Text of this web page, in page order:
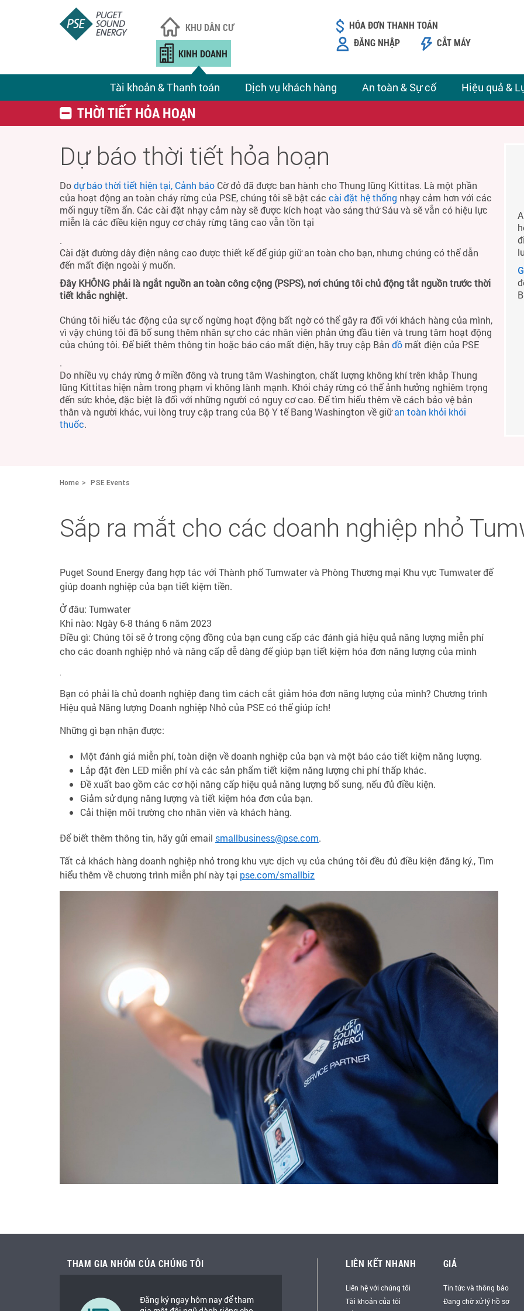
KHU DÂN CƯ
KINH DOANH
Tài khoản & Thanh toán Dịch vụ khách hàng An toàn & Sự cố Hiệu quả &
HÓA ĐƠN THANH TOÁN
ĐĂNG NHẬP
CẮT MÁY
THỜI TIẾT HỎA HOẠN
Dự báo thời tiết hỏa hoạn
Dodự báo thời tiết hiện tại, Cảnh báo Cờ đỏ đã được ban hành cho Thung lũng Kittitas. Là một phần
của hoạt động an toàn cháy rừng của PSE, chúng tôi sẽ bật các cài đặt hệ thống nhạy cảm hơn với các
mối nguy tiềm ẩn. Các cài đặt nhạy cảm này sẽ được kích hoạt vào sáng thứ Sáu và sẽ vẫn có hiệu lực
miễn là các điều kiện nguy cơ cháy rừng tăng cao vẫn tồn tại
.
Cài đặt đường dây điện nâng cao được thiết kế để giúp giữ an toàn cho bạn, nhưng chúng có thể dẫn
đến mất điện ngoài ý muốn.
Đây KHÔNG phải là ngắt nguồn an toàn công cộng (PSPS), nơi chúng tôi chủ động tắt nguồn trước thời
tiết khắc nghiệt.
Chúng tôi hiểu tác động của sự cố ngừng hoạt động bất ngờ có thể gây ra đối với khách hàng của mình,
vì vậy chúng tôi đã bổ sung thêm nhân sự cho các nhân viên phản ứng đầu tiên và trung tâm hoạt động
của chúng tôi. Để biết thêm thông tin hoặc báo cáo mất điện, hãy truy cập Bản đồ mất điện của PSE
.
Do nhiều vụ cháy rừng ở miền đông và trung tâm Washington, chất lượng không khí trên khắp Thung
lũng Kittitas hiện nằm trong phạm vi không lành mạnh. Khói cháy rừng có thể ảnh hưởng nghiêm trọng
đến sức khỏe, đặc biệt là đối với những người có nguy cơ cao. Để tìm hiểu thêm về cách bảo vệ bản
thân và người khác, vui lòng truy cập trang của Bộ Y tế Bang Washington về giữan toàn khỏi khói
thuốc.
Home PSE Events
Sắp ra mắt cho các doanh nghiệp nhỏ
Puget Sound Energy đang hợp tác với Thành phố Tumwater và Phòng Thương mại Khu vực Tumwater để
giúp doanh nghiệp của bạn tiết kiệm tiền.
Ở đâu: Tumwater
Khi nào: Ngày 6-8 tháng 6 năm 2023
Điều gì: Chúng tôi sẽ ở trong cộng đồng của bạn cung cấp các đánh giá hiệu quả năng lượng miễn phí
cho các doanh nghiệp nhỏ và nâng cấp dễ dàng để giúp bạn tiết kiệm hóa đơn năng lượng của mình
.
Bạn có phải là chủ doanh nghiệp đang tìm cách cắt giảm hóa đơn năng lượng của mình? Chương trình
Hiệu quả Năng lượng Doanh nghiệp Nhỏ của PSE có thể giúp ích!
Những gì bạn nhận được:
Một đánh giá miễn phí, toàn diện về doanh nghiệp của bạn và một báo cáo tiết kiệm năng lượng.
Lắp đặt đèn LED miễn phí và các sản phẩm tiết kiệm năng lượng chi phí thấp khác.
Đề xuất bao gồm các cơ hội nâng cấp hiệu quả năng lượng bổ sung, nếu đủ điều kiện.
Giảm sử dụng năng lượng và tiết kiệm hóa đơn của bạn.
Cải thiện môi trường cho nhân viên và khách hàng.
Để biết thêm thông tin, hãy gửi email smallbusiness@pse.com.
Tất cả khách hàng doanh nghiệp nhỏ trong khu vực dịch vụ của chúng tôi đều đủ điều kiện đăng ký., Tìm
hiểu thêm về chương trình miễn phí này tại pse.com/smallbiz
THAM GIA NHÓM CỦA CHÚNG TÔI
Đăng ký ngay hôm nay để tham
LIÊN KẾT NHANH
Liên hệ với chúng tôi
Tài khoản của tôi
GIÁ
Tin tức và thông báo
Đang chờ xử lý hồ sơ